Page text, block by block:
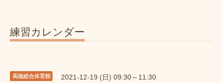
練習カレンダー
高槻総合体育館 2021-12-19 (日) 09:30～11:30